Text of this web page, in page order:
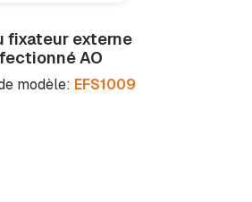
fixateur externe
AO
modèle: EFS1009